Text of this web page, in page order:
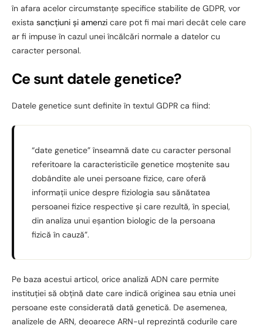
în afara acelor circumstanțe specifice stabilite de GDPR, vor
exista sancțiuni și amenzi care pot fi mai mari decât cele care
ar fi impuse în cazul unei încălcări normale a datelor cu
caracter personal.
Ce sunt datele genetice?
Datele genetice sunt definite în textul GDPR ca fiind:
“date genetice” înseamnă date cu caracter personal
referitoare la caracteristicile genetice moștenite sau
dobândite ale unei persoane fizice, care oferă
informații unice despre fiziologia sau sănătatea
persoanei fizice respective și care rezultă, în special,
din analiza unui eșantion biologic de la persoana
fizică în cauză”.
Pe baza acestui articol, orice analiză ADN care permite
instituției să obțină date care indică originea sau etnia unei
persoane este considerată dată genetică. De asemenea,
analizele de ARN, deoarece ARN-ul reprezintă codurile care